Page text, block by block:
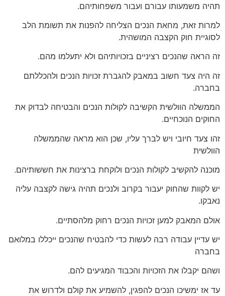
תהיה משמעותו עבורם ועבור משפחותיהם.
למרות זאת, מחאת הנכים הצליחה להפנות את תשומת הלב
לסוגיית חוק הקצבה המושהית.
זה הראה שהנכים רציניים בזכויותיהם ולא יתעלמו מהם.
זה היה צעד חשוב במאבק להגברת זכויות הנכים ולהכללתם
בחברה.
הממשלה הוולשית הקשיבה לקולות הנכים והבטיחה לבדוק את
החוקים הנוכחיים.
זהו צעד חיובי ויש לברך עליו, שכן הוא מראה שהממשלה
הוולשית
מוכנה להקשיב לקולות הנכים ולוקחת ברצינות את חששותיהם.
יש לקוות שהחוק יעבור בקרוב ולנכים תהיה גישה לקצבה עליה
נאבקו.
אולם המאבק למען זכויות הנכים רחוק מלהסתיים.
יש עדיין עבודה רבה לעשות כדי להבטיח שהנכים ייכללו במלואם
בחברה
ושהם יקבלו את הזכויות והכבוד המגיעים להם.
עד אז ימשיכו הנכים להפגין, להשמיע את קולם ולדרוש את